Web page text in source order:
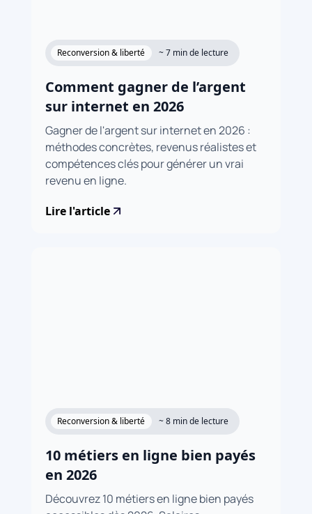
Reconversion & liberté ~ 7 min de lecture
Comment gagner de l’argent
sur internet en 2026
Gagner de l'argent sur internet en 2026 :
méthodes concrètes, revenus réalistes et
compétences clés pour générer un vrai
revenu en ligne.
Lire l'article
Reconversion & liberté ~ 8 min de lecture
10 métiers en ligne bien payés
en 2026
Découvrez 10 métiers en ligne bien payés